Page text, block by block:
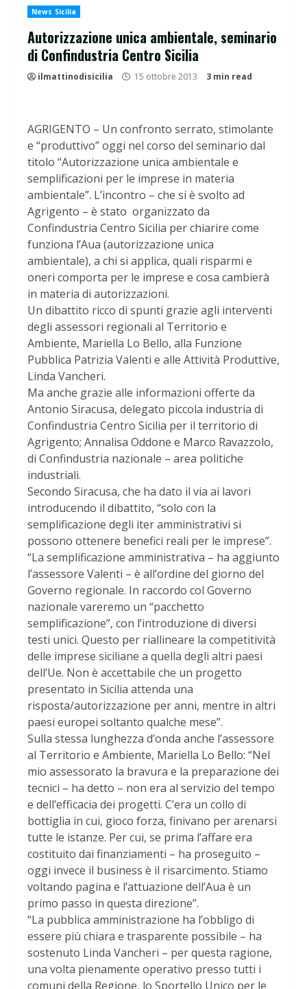
News Sicilia
Autorizzazione unica ambientale, seminario
di Confindustria Centro Sicilia
ilmattinodisicilia 15 ottobre 2013 3 min read
AGRIGENTO – Un confronto serrato, stimolante
e “produttivo” oggi nel corso del seminario dal
titolo “Autorizzazione unica ambientale e
semplificazioni per le imprese in materia
ambientale”. L’incontro – che si è svolto ad
Agrigento – è stato organizzato da
Confindustria Centro Sicilia per chiarire come
funziona l’Aua (autorizzazione unica
ambientale), a chi si applica, quali risparmi e
oneri comporta per le imprese e cosa cambierà
in materia di autorizzazioni.
Un dibattito ricco di spunti grazie agli interventi
degli assessori regionali al Territorio e
Ambiente, Mariella Lo Bello, alla Funzione
Pubblica Patrizia Valenti e alle Attività Produttive,
Linda Vancheri.
Ma anche grazie alle informazioni offerte da
Antonio Siracusa, delegato piccola industria di
Confindustria Centro Sicilia per il territorio di
Agrigento; Annalisa Oddone e Marco Ravazzolo,
di Confindustria nazionale – area politiche
industriali.
Secondo Siracusa, che ha dato il via ai lavori
introducendo il dibattito, “solo con la
semplificazione degli iter amministrativi si
possono ottenere benefici reali per le imprese”.
“La semplificazione amministrativa – ha aggiunto
l’assessore Valenti – è all’ordine del giorno del
Governo regionale. In raccordo col Governo
nazionale vareremo un “pacchetto
semplificazione”, con l’introduzione di diversi
testi unici. Questo per riallineare la competitività
delle imprese siciliane a quella degli altri paesi
dell’Ue. Non è accettabile che un progetto
presentato in Sicilia attenda una
risposta/autorizzazione per anni, mentre in altri
paesi europei soltanto qualche mese”.
Sulla stessa lunghezza d’onda anche l’assessore
al Territorio e Ambiente, Mariella Lo Bello: “Nel
mio assessorato la bravura e la preparazione dei
tecnici – ha detto – non era al servizio del tempo
e dell’efficacia dei progetti. C’era un collo di
bottiglia in cui, gioco forza, finivano per arenarsi
tutte le istanze. Per cui, se prima l’affare era
costituito dai finanziamenti – ha proseguito –
oggi invece il business è il risarcimento. Stiamo
voltando pagina e l’attuazione dell’Aua è un
primo passo in questa direzione”.
“La pubblica amministrazione ha l’obbligo di
essere più chiara e trasparente possibile – ha
sostenuto Linda Vancheri – per questa ragione,
una volta pienamente operativo presso tutti i
comuni della Regione, lo Sportello Unico per le